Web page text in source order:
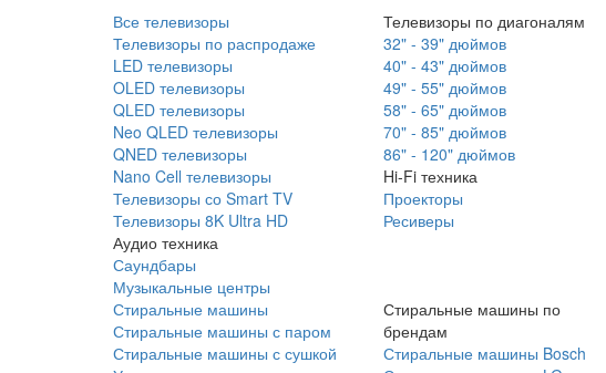
Все телевизоры
Телевизоры по распродаже
LED телевизоры
OLED телевизоры
QLED телевизоры
Neo QLED телевизоры
QNED телевизоры
Nano Cell телевизоры
Телевизоры со Smart TV
Телевизоры 8K Ultra HD
Аудио техника
Саундбары
Музыкальные центры
Телевизоры по диагоналям
32" - 39" дюймов
40" - 43" дюймов
49" - 55" дюймов
58" - 65" дюймов
70" - 85" дюймов
86" - 120" дюймов
Hi-Fi техника
Проекторы
Ресиверы
Стиральные машины
Стиральные машины с паром
Стиральные машины с сушкой
Стиральные машины по
брендам
Стиральные машины Bosch